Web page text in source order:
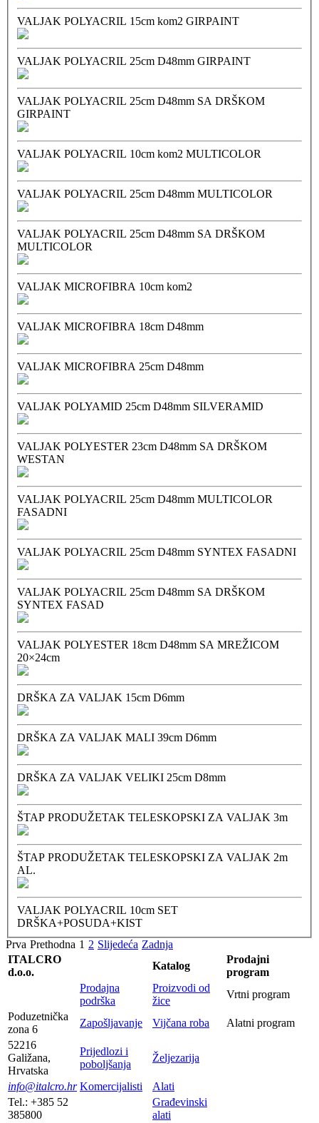
VALJAK POLYACRIL 15cm kom2 GIRPAINT
VALJAK POLYACRIL 25cm D48mm GIRPAINT
VALJAK POLYACRIL 25cm D48mm SA DRŠKOM
GIRPAINT
VALJAK POLYACRIL 10cm kom2 MULTICOLOR
VALJAK POLYACRIL 25cm D48mm MULTICOLOR
VALJAK POLYACRIL 25cm D48mm SA DRŠKOM
MULTICOLOR
VALJAK MICROFIBRA 10cm kom2
VALJAK MICROFIBRA 18cm D48mm
VALJAK MICROFIBRA 25cm D48mm
VALJAK POLYAMID 25cm D48mm SILVERAMID
VALJAK POLYESTER 23cm D48mm SA DRŠKOM
WESTAN
VALJAK POLYACRIL 25cm D48mm MULTICOLOR
FASADNI
VALJAK POLYACRIL 25cm D48mm SYNTEX FASADNI
VALJAK POLYACRIL 25cm D48mm SA DRŠKOM
SYNTEX FASAD
VALJAK POLYESTER 18cm D48mm SA MREŽICOM
20×24cm
DRŠKA ZA VALJAK 15cm D6mm
DRŠKA ZA VALJAK MALI 39cm D6mm
DRŠKA ZA VALJAK VELIKI 25cm D8mm
ŠTAP PRODUŽETAK TELESKOPSKI ZA VALJAK 3m
ŠTAP PRODUŽETAK TELESKOPSKI ZA VALJAK 2m
AL.
VALJAK POLYACRIL 10cm SET
DRŠKA+POSUDA+KIST
Prva Prethodna 1 2 Slijedeća Zadnja
ITALCRO
d.o.o.
Katalog
Prodajni
program
Prodajna
podrška
Proizvodi od
žice
Vrtni program
Poduzetnička
zona 6
Zapošljavanje Vijčana roba
Alatni program
52216
Galižana,
Hrvatska
Prijedlozi i
poboljšanja
Željezarija
info@italcro.hr Komercijalisti
Alati
Tel.: +385 52
385800
Građevinski
alati